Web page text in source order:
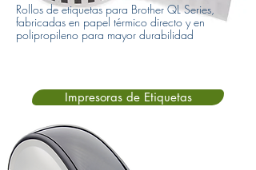
Rollos de etiquetas para Brother QL Series,
fabricadas en papel térmico directo y en
polipropileno para mayor durabilidad
Impresoras de Etiquetas